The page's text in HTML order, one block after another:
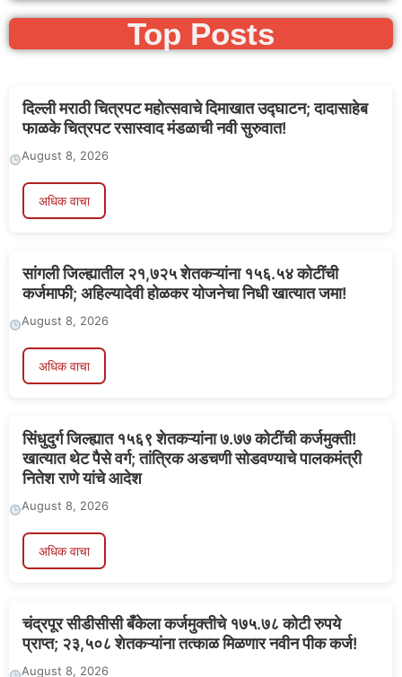
Top Posts
दिल्ली मराठी चित्रपट महोत्सवाचे दिमाखात उद्घाटन; दादासाहेब
फाळके चित्रपट रसास्वाद मंडळाची नवी सुरुवात!
August 8, 2026
अधिक वाचा
सांगली जिल्ह्यातील २१,७२५ शेतकऱ्यांना १५६.५४ कोटींची
कर्जमाफी; अहिल्यादेवी होळकर योजनेचा निधी खात्यात जमा!
August 8, 2026
अधिक वाचा
सिंधुदुर्ग जिल्ह्यात १५६९ शेतकऱ्यांना ७.७७ कोटींची कर्जमुक्ती!
खात्यात थेट पैसे वर्ग; तांत्रिक अडचणी सोडवण्याचे पालकमंत्री
नितेश राणे यांचे आदेश
August 8, 2026
अधिक वाचा
चंद्रपूर सीडीसीसी बँकेला कर्जमुक्तीचे १७५.७८ कोटी रुपये
प्राप्त; २३,५०८ शेतकऱ्यांना तत्काळ मिळणार नवीन पीक कर्ज!
August 8, 2026